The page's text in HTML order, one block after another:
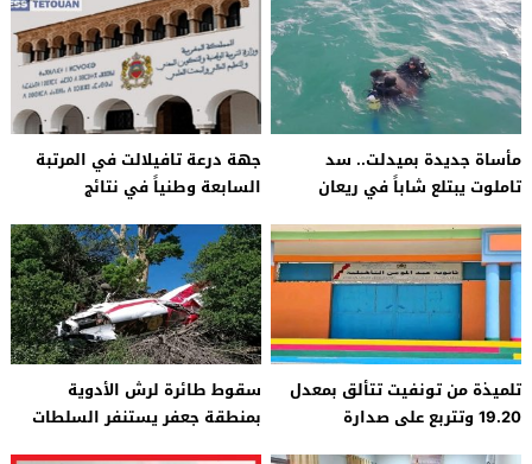
مأساة جديدة بميدلت.. سد
تاملوت يبتلع شاباً في ريعان
ناقوس الخطر
جهة درعة تافيلالت في المرتبة
السابعة وطنياً في نتائج
62 في المائة
تلميذة من تونفيت تتألق بمعدل
19.20 وتتربع على صدارة
سقوط طائرة لرش الأدوية
بمنطقة جعفر يستنفر السلطات